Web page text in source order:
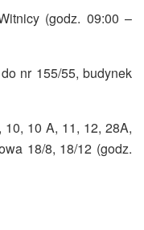
(godz. 09:00 –
nr 155/55, budynek
10, 10 A, 11, 12, 28A,
18/8, 18/12 (godz.